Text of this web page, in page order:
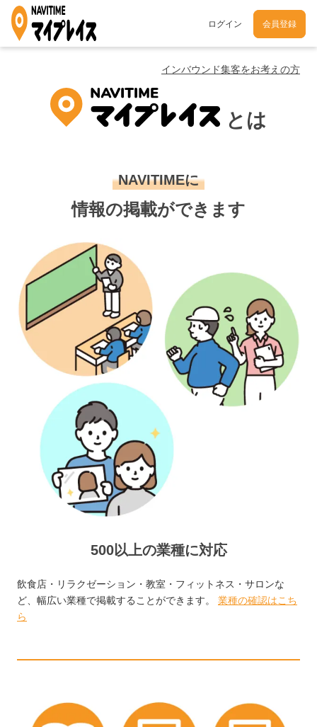
ログイン 会員登録
インバウンド集客をお考えの方
とは
NAVITIMEに
情報の掲載ができます
500以上の業種に対応
飲食店・リラクゼーション・教室・フィットネス・サロンな
ど、幅広い業種で掲載することができます。 業種の確認はこち
ら